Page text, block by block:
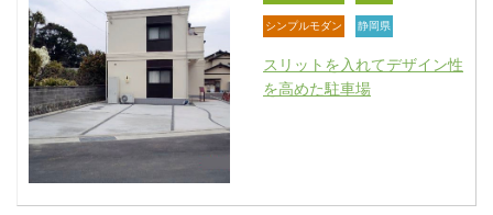
シンプルモダン 静岡県
スリットを入れてデザイン性
を高めた駐車場